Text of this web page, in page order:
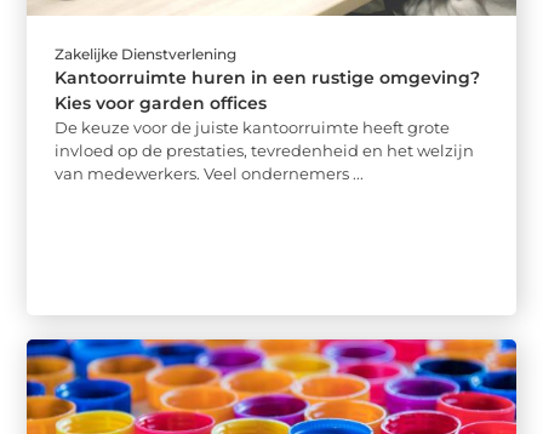
Zakelijke Dienstverlening
Kantoorruimte huren in een rustige omgeving?
Kies voor garden offices
De keuze voor de juiste kantoorruimte heeft grote
invloed op de prestaties, tevredenheid en het welzijn
van medewerkers. Veel ondernemers ...